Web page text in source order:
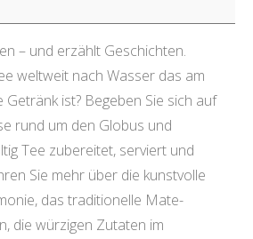
– und erzählt Geschichten.
weltweit nach Wasser das am
ist? Begeben Sie sich auf
rund um den Globus und
Tee zubereitet, serviert und
Sie mehr über die kunstvolle
das traditionelle Mate-
die würzigen Zutaten im